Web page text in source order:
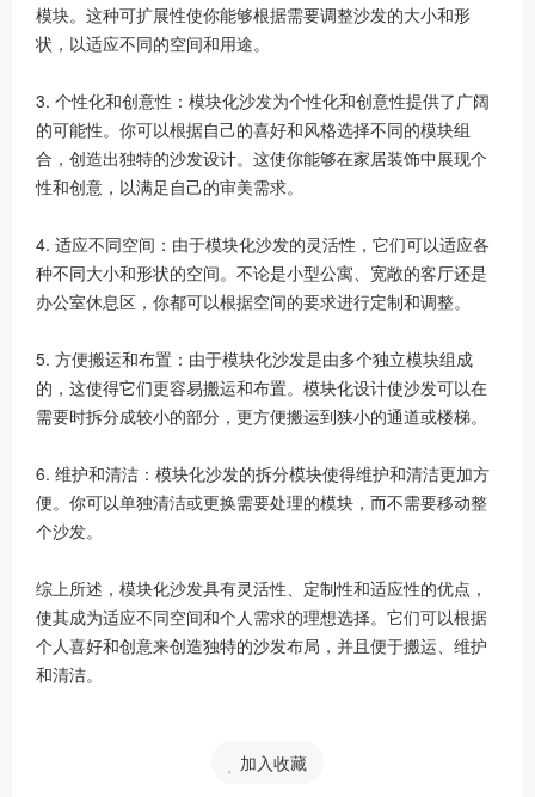
模块。这种可扩展性使你能够根据需要调整沙发的大小和形
状，以适应不同的空间和用途。
3. 个性化和创意性：模块化沙发为个性化和创意性提供了广阔
的可能性。你可以根据自己的喜好和风格选择不同的模块组
合，创造出独特的沙发设计。这使你能够在家居装饰中展现个
性和创意，以满足自己的审美需求。
4. 适应不同空间：由于模块化沙发的灵活性，它们可以适应各
种不同大小和形状的空间。不论是小型公寓、宽敞的客厅还是
办公室休息区，你都可以根据空间的要求进行定制和调整。
5. 方便搬运和布置：由于模块化沙发是由多个独立模块组成
的，这使得它们更容易搬运和布置。模块化设计使沙发可以在
需要时拆分成较小的部分，更方便搬运到狭小的通道或楼梯。
6. 维护和清洁：模块化沙发的拆分模块使得维护和清洁更加方
便。你可以单独清洁或更换需要处理的模块，而不需要移动整
个沙发。
综上所述，模块化沙发具有灵活性、定制性和适应性的优点，
使其成为适应不同空间和个人需求的理想选择。它们可以根据
个人喜好和创意来创造独特的沙发布局，并且便于搬运、维护
和清洁。
加入收藏